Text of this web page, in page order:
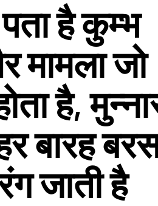
है कुम्भ
जो
है,
बारह
जाती है